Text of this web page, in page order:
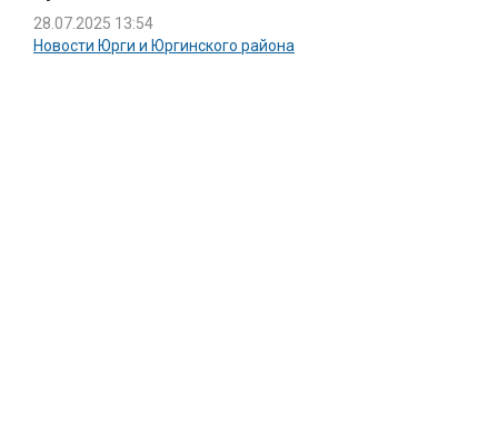
28.07.2025 13:54
Новости Юрги и Юргинского района